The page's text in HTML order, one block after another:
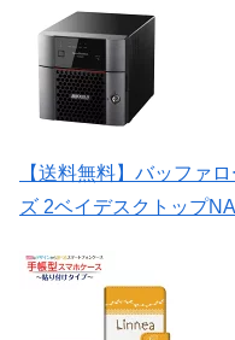
【送料無料】バッファ
ズ 2ベイデスクトップ